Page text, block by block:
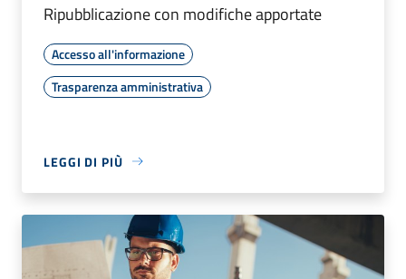
Ripubblicazione con modifiche apportate
Accesso all'informazione
Trasparenza amministrativa
LEGGI DI PIÙ